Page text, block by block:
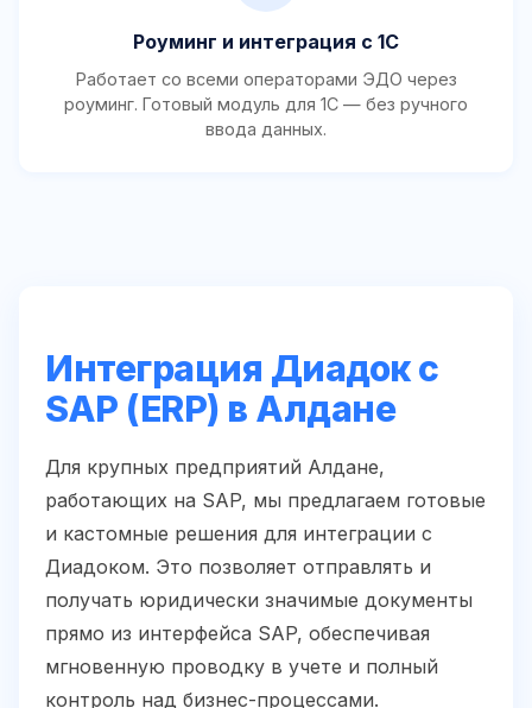
Роуминг и интеграция с 1С
Работает со всеми операторами ЭДО через
роуминг. Готовый модуль для 1С — без ручного
ввода данных.
Интеграция Диадок с
SAP (ERP) в Алдане
Для крупных предприятий Алдане,
работающих на SAP, мы предлагаем готовые
и кастомные решения для интеграции с
Диадоком. Это позволяет отправлять и
получать юридически значимые документы
прямо из интерфейса SAP, обеспечивая
мгновенную проводку в учете и полный
контроль над бизнес-процессами.